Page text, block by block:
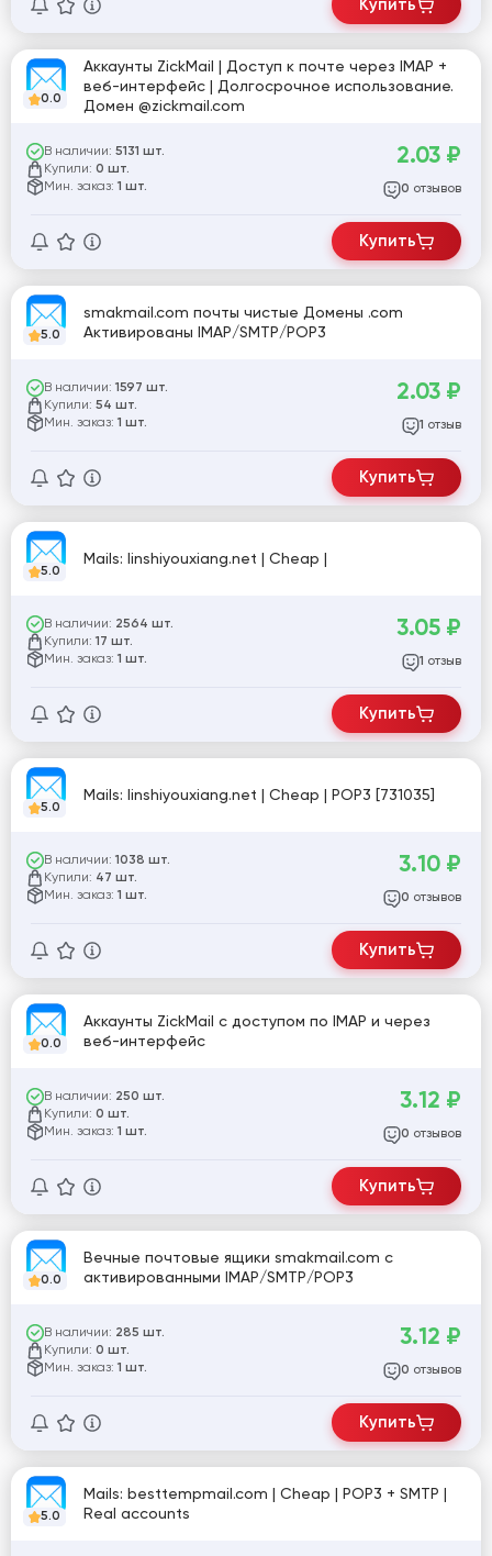
Купить
0.0
Аккаунты ZickMail | Доступ к почте через IMAP +
веб-интерфейс | Долгосрочное использование.
Домен @zickmail.com
В наличии: 5131 шт.
Купили: 0 шт.
Мин. заказ: 1 шт.
2.03 ₽
0 отзывов
Купить
5.0
smakmail.com почты чистые Домены .com
Активированы IMAP/SMTP/POP3
В наличии: 1597 шт.
Купили: 54 шт.
Мин. заказ: 1 шт.
2.03 ₽
1 отзыв
Купить
5.0
Mails: linshiyouxiang.net | Cheap |
В наличии: 2564 шт.
Купили: 17 шт.
Мин. заказ: 1 шт.
3.05 ₽
1 отзыв
Купить
5.0
Mails: linshiyouxiang.net | Cheap | POP3 [731035]
В наличии: 1038 шт.
Купили: 47 шт.
Мин. заказ: 1 шт.
3.10 ₽
0 отзывов
Купить
0.0
Аккаунты ZickMail с доступом по IMAP и через
веб-интерфейс
В наличии: 250 шт.
Купили: 0 шт.
Мин. заказ: 1 шт.
3.12 ₽
0 отзывов
Купить
0.0
Вечные почтовые ящики smakmail.com с
активированными IMAP/SMTP/POP3
В наличии: 285 шт.
Купили: 0 шт.
Мин. заказ: 1 шт.
3.12 ₽
0 отзывов
Купить
5.0
Mails: besttempmail.com | Cheap | POP3 + SMTP |
Real accounts